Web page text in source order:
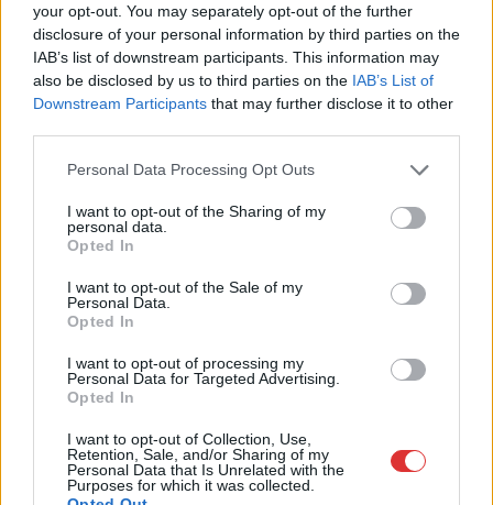
your opt-out. You may separately opt-out of the further
disclosure of your personal information by third parties on the
IAB’s list of downstream participants. This information may
also be disclosed by us to third parties on the IAB’s List of
Downstream Participants that may further disclose it to other
Please note that this website/app uses one or more Google
not limited to your visit or usage behaviour. You may click to
grant or deny consent to Google and its third-party tags to
use your data for below specified purposes in below Google
consent section.
Personal Data Processing Opt Outs
I want to opt-out of the Sharing of my
personal data.
Opted In
I want to opt-out of the Sale of my
Personal Data.
Opted In
I want to opt-out of processing my
Personal Data for Targeted Advertising.
Opted In
I want to opt-out of Collection, Use,
Retention, Sale, and/or Sharing of my
Personal Data that Is Unrelated with the
Purposes for which it was collected.
Leállt a termelés a tószegi üzemben, miközben a holland
anyavállalat fizetési haladékot kért. Az európai
kerékpáripar...
JNSZ megyei hírek